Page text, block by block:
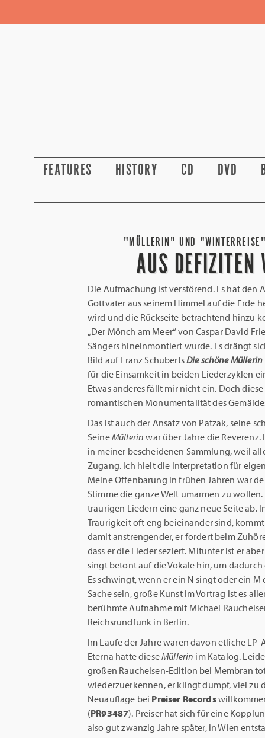
FEATURES HISTORY CD DVD
"MÜLLERIN" UND
AUS DEFIZITEN
Die Aufmachung ist verstörend. Es hat den
Gottvater aus seinem Himmel auf die Erde
wird und die Rückseite betrachtend hinzu
„Der Mönch am Meer“ von Caspar David
Sängers hineinmontiert wurde. Es drängt
Bild auf Franz SchubertsDie schöne Müllerin
für die Einsamkeit in beiden Liederzyklen
Etwas anderes fällt mir nicht ein. Doch
romantischen Monumentalität des
Das ist auch der Ansatz von Patzak, seine
SeineMüllerin war über Jahre die
in meiner bescheidenen Sammlung, weil
Zugang. Ich hielt die Interpretation für
Meine Offenbarung in frühen Jahren war
Stimme die ganze Welt umarmen zu
traurigen Liedern eine ganz neue Seite ab.
Traurigkeit oft eng beieinander sind,
damit anstrengender, er fordert beim
dass er die Lieder seziert. Mitunter ist er
singt betont auf die Vokale hin, um
Es schwingt, wenn er ein N singt oder ein
Sache sein, große Kunst im Vortrag ist es
berühmte Aufnahme mit Michael
Reichsrundfunk in Berlin.
Im Laufe der Jahre waren davon etliche
Eterna hatte dieseMüllerin im Katalog.
großen Raucheisen-Edition bei Membran
wiederzuerkennen, er klingt dumpf, viel zu
Neuauflage bei Preiser Records
(PR93487). Preiser hat sich für eine
also gut zwanzig Jahre später, in Wien